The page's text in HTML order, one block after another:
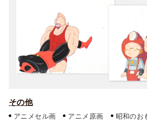
その他
アニメセル画 アニメ原画
昭和のお